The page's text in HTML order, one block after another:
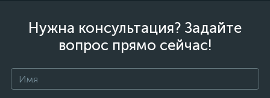
Нужна консультация? Задайте
вопрос прямо сейчас!